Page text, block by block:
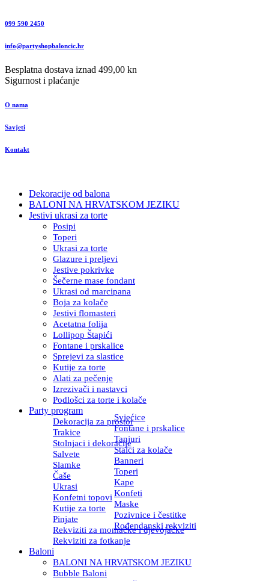
099 590 2450
info@partyshopbaloncic.hr
Besplatna dostava iznad 499,00 kn
Sigurnost i plaćanje
O nama
Savjeti
Kontakt
Dekoracije od balona
BALONI NA HRVATSKOM JEZIKU
Jestivi ukrasi za torte
Posipi
Toperi
Ukrasi za torte
Glazure i preljevi
Jestive pokrivke
Šečerne mase fondant
Ukrasi od marcipana
Boja za kolače
Jestivi flomasteri
Acetatna folija
Lollipop Štapići
Fontane i prskalice
Sprejevi za slastice
Kutije za torte
Alati za pečenje
Izrezivači i nastavci
Podlošci za torte i kolače
Party program
Dekoracija za prostor
Svjećice
Trakice
Fontane i prskalice
Stolnjaci i dekoracije
Tanjuri
Salvete
Stalci za kolače
Slamke
Banneri
Čaše
Toperi
Ukrasi
Kape
Konfetni topovi Konfeti
Kutije za torte
Maske
Pinjate
Pozivnice i čestitke
Rekviziti za momačke i djevojačke
Rođendanski rekviziti
Rekviziti za fotkanje
Baloni
BALONI NA HRVATSKOM JEZIKU
Bubble Baloni